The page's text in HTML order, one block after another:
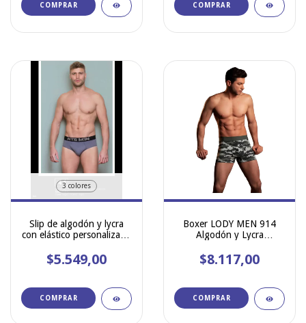
COMPRAR COMPRAR
3 colores
Slip de algodón y lycra
con elástico personalizado
$5.549,00
COMPRAR
Boxer LODY MEN 914
Algodón y Lycra
$8.117,00
COMPRAR